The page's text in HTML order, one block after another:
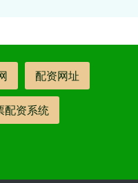
配资网址
配资系统